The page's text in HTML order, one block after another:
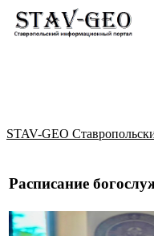
STAV-GEO
Расписание